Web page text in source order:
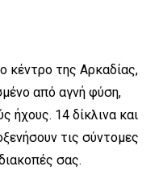
κέντρο της Αρκαδίας,
από αγνή φύση,
ήχους. 14 δίκλινα και
τις σύντομες
σας.